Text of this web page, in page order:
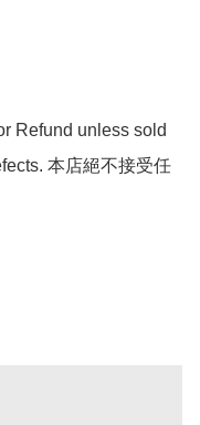
Refund unless sold
本店絕不接受任